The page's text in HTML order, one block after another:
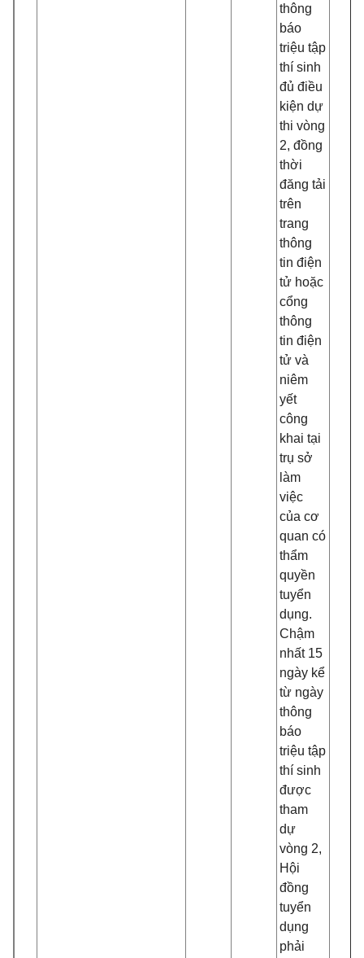
thông
báo
triệu tập
thí sinh
đủ điều
kiện dự
thi vòng
2, đồng
thời
đăng tải
trên
trang
thông
tin điện
tử hoặc
cổng
thông
tin điện
tử và
niêm
yết
công
khai tại
trụ sở
làm
việc
của cơ
quan có
thẩm
quyền
tuyển
dụng.
Chậm
nhất 15
ngày kể
từ ngày
thông
báo
triệu tập
thí sinh
được
tham
dự
vòng 2,
Hội
đồng
tuyển
dụng
phải